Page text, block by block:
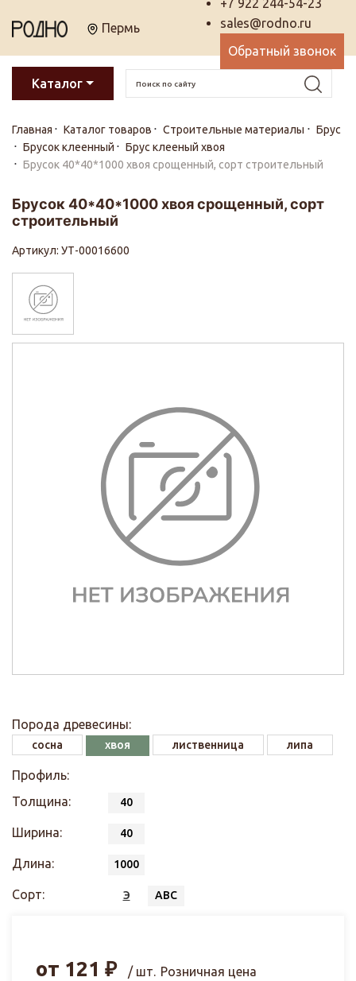
Пермь
+7 922 244-54-23
sales@rodno.ru
Обратный звонок
Каталог
Главная Каталог товаров Строительные материалы
Брус
Брусок клеенный
Брус клееный хвоя
Брусок 40*40*1000 хвоя срощенный, сорт строительный
Брусок 40*40*1000 хвоя срощенный, сорт
строительный
Артикул: УТ-00016600
Порода древесины:
сосна хвоя лиственница липа
Профиль:
Толщина:
40
Ширина: 40
Длина: 1000
Сорт: Э АВС
от 121 ₽ / шт. Розничная цена